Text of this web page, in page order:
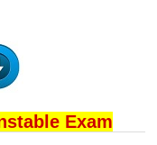
Exam